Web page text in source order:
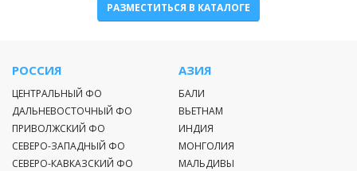
РАЗМЕСТИТЬСЯ В КАТАЛОГЕ
РОССИЯ
ЦЕНТРАЛЬНЫЙ ФО
ДАЛЬНЕВОСТОЧНЫЙ ФО
ПРИВОЛЖСКИЙ ФО
СЕВЕРО-ЗАПАДНЫЙ ФО
СЕВЕРО-КАВКАЗСКИЙ ФО
АЗИЯ
БАЛИ
ВЬЕТНАМ
ИНДИЯ
МОНГОЛИЯ
МАЛЬДИВЫ